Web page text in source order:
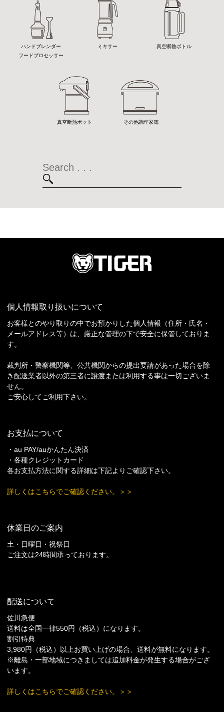
ハンドブレンダー
フードプロセッサー
ミキサー 真空断熱ボトル
真空断熱ポット その他調理家電
個人情報取り扱いについて
お客様とのやり取りの中でお預かりした個人情報（住所・氏名・
メールアドレス等）は、厳正な管理の下で安全に保管しておりま
す。
裁判所・警察機関等、公共機関からの提出要請があった場合を除
き配送業者以外の第三者に譲渡または利用する事は一切ございま
せん。
ご安心してご利用下さい。
お支払について
・au PAY/auかんたん決済
・各種クレジットカード
各お支払方法に関する詳細は下記よりご確認下さい。
詳しくはこちらでご確認ください。＞＞
休業日のご案内
土・日曜日・祝祭日
ご注文は24時間承っております。
配送について
佐川急便
送料は全国一律550円（税込）になります。
割引特典
3,980円（税込）以上お買い上げの場合、送料が無料になります。
※離島・一部地域につきましては追加料金が発生する場合がござ
います。
詳しくはこちらでご確認ください。＞＞